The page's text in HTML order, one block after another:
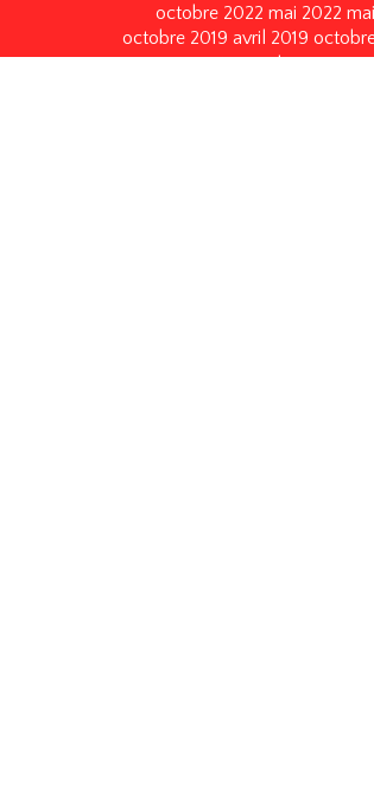
octobre 2022 mai 2022
octobre 2019 avril 2019
janvier 2015 octobre 2014